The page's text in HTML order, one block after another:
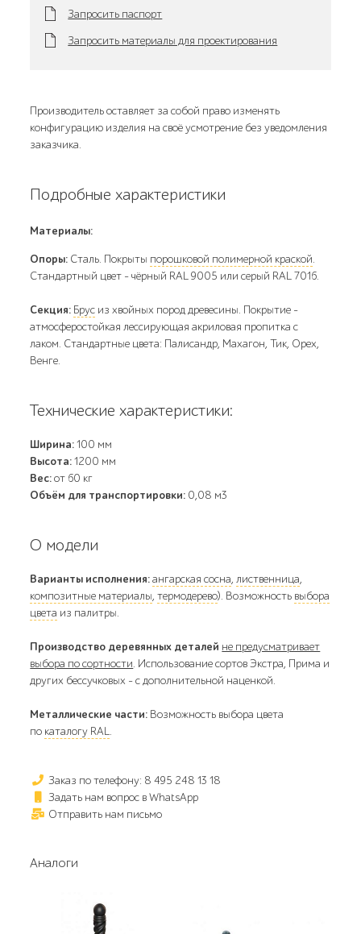
Запросить паспорт
Запросить материалы для проектирования
Производитель оставляет за собой право изменять
конфигурацию изделия на своё усмотрение без уведомления
заказчика.
Подробные характеристики
Материалы:
Опоры: Сталь. Покрыты порошковой полимерной краской.
Стандартный цвет – чёрный RAL 9005 или серый RAL 7016.
Секция: Брус из хвойных пород древесины. Покрытие -
атмосферостойкая лессирующая акриловая пропитка с
лаком. Стандартные цвета: Палисандр, Махагон, Тик, Орех,
Венге.
Технические характеристики:
Ширина:100 мм
Высота:1200 мм
Вес:от 60 кг
Объём для транспортировки: 0,08 м3
О модели
Варианты исполнения:ангарская сосна,лиственница,
композитные материалы,термодерево). Возможность выбора
цвета из палитры.
Производство деревянных деталей не предусматривает
выбора по сортности. Использование сортов Экстра, Прима и
других бессучковых - с дополнительной наценкой.
Металлические части: Возможность выбора цвета
по каталогу RAL.
Заказ по телефону: 8 495 248 13 18
Задать нам вопрос в WhatsApp
Отправить нам письмо
Аналоги